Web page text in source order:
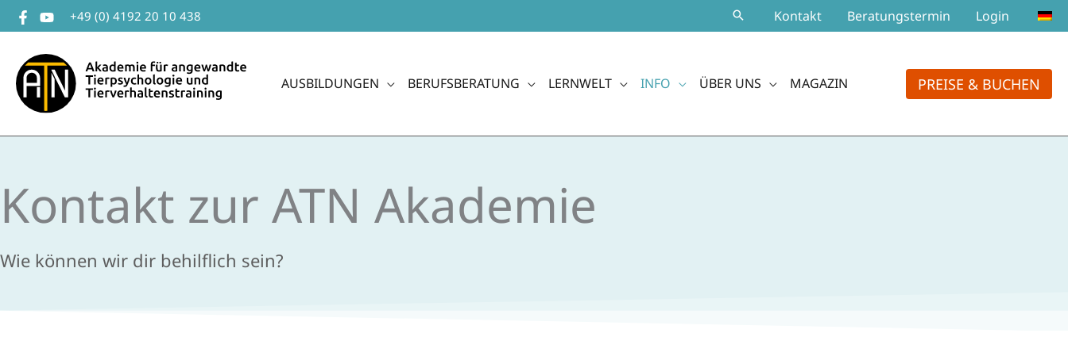
Zum
Inhalt
+49 (0) 4192 20 10 438 Kontakt Beratungstermin Login
AUSBILDUNGEN BERUFSBERATUNG LERNWELT INFO ÜBER UNS MAGAZIN PREISE & BUCHEN
Kontakt zur ATN Akademie
Wie können wir dir behilflich sein?